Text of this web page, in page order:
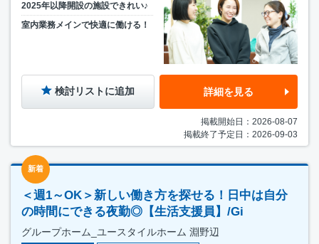
2025年以降開設の施設できれい♪
室内業務メインで快適に働ける！
検討リストに追加 詳細を見る
掲載開始日：2026-08-07
掲載終了予定日：2026-09-03
新着
＜週1～OK＞新しい働き方を探せる！日中は自分
の時間にできる夜勤◎【生活支援員】/Gi
グループホーム_ユースタイルホーム 淵野辺